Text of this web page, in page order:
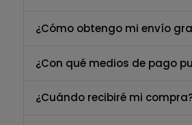
¿Cómo obtengo mi envío
¿Con qué medios de pago
¿Cuándo recibiré mi